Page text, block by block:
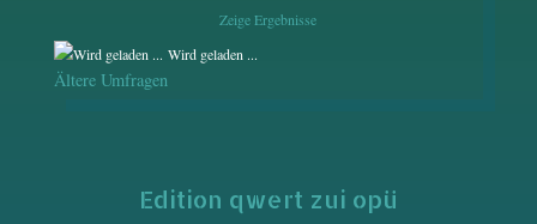
Zeige Ergebnisse
Wird geladen ...
Ältere Umfragen
Edition qwert zui opü